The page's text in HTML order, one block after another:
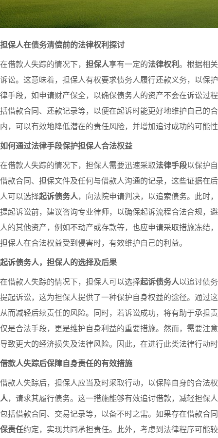
担保人在债务清偿前的法律权利探讨
在借款人失踪的情况下， 担保人享有一定的法律权利。根据相
诉讼。这意味着，担保人有权要求债务人履行还款义务，以保
律手段，如申请财产保全，以确保债务人的资产不会在诉讼过
括借款合同、还款记录等，以便在起诉时能更好地维护自己的
内，可以有效地降低潜在的责任风险，并增加追讨成功的可能
如何通过法律手段保护担保人合法权益
在借款人失踪的情况下，担保人需要迅速采取法律手段以保护
借款合同、担保文件及任何与借款人沟通的记录，这些证据在
人可以选择起诉债务人，向法院申请判决，以追索债务。此时
提起诉讼前，建议咨询专业律师，以确保起诉流程合法合规，
人的其他资产，例如不动产或存款等，也应申请采取措施冻结
担保人在合法权益受到侵害时，有效维护自己的利益。
起诉债务人，担保人的选择及后果
在借款人失踪的情况下，担保人可以选择起诉债务人以追讨债
提起诉讼，这为担保人提供了一种保护自身权益的途径。通过
从而减轻后续责任的风险。同时，若诉讼成功，将有助于承担
仅是合法手段，更是维护自身利益的重要措施。然而，需要注
导致更大的经济损失及法律风险。因此，在进行此类法律行动
借款人失踪后保障自身责任的有效措施
借款人失踪后，担保人应当及时采取行动，以保障自身的合法
人，请求其履行债务。这一措施能够有效追讨借款，减轻担保
包括借款合同、交易记录等，以备不时之需。如果存在借款合
保责任约定，实现共同承担责任。此外，考虑到法律程序可能